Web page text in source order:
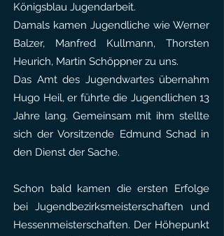
Königsblau Jugendarbeit.
Damals kamen Jugendliche wie Werner
Balzer, Manfred Kullmann, Thorsten
Heurich, Martin Schöppner zu uns.
Das Amt des Jugendwartes übernahm
Hugo Heil, er führte die Jugendlichen 13
Jahre lang. Gemeinsam mit ihm stellte
sich der Vorsitzende Edmund Schad in
den Dienst der Sache.
Schon bald kamen die ersten Erfolge
bei Jugendbezirksmeisterschaften und
Hessenmeisterschaften. Der Höhepunkt